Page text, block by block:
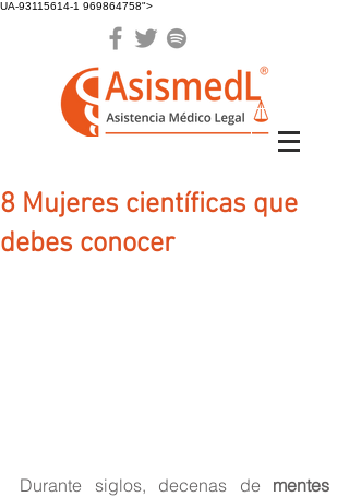
UA-93115614-1 969864758">
8 Mujeres científicas que
debes conocer
Durante siglos, decenas de mentes